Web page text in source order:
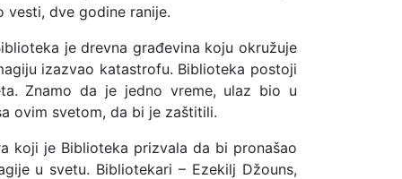
vesti, dve godine ranije.
je drevna građevina koju okružuje
izazvao katastrofu. Biblioteka postoji
Znamo da je jedno vreme, ulaz bio u
ovim svetom, da bi je zaštitili.
koji je Biblioteka prizvala da bi pronašao
u svetu. Bibliotekari – Ezekilj Džouns,